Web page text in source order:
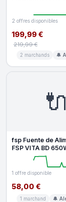
2 offres disponibles
199,99 €
219,99 €
2 marchands 🔔
🔌
fsp Fuente de
FSP VITA BD
Bronze ATX 3.1
1 offre disponible
58,00 €
1 marchand 🔔